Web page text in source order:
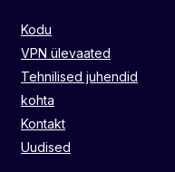
Kodu
VPN ülevaated
Tehnilised juhendid
kohta
Kontakt
Uudised